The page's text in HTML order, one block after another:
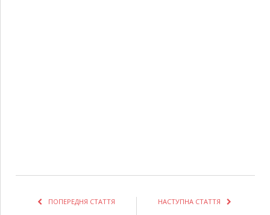
ПОПЕРЕДНЯ СТАТТЯ НАСТУПНА СТАТТЯ